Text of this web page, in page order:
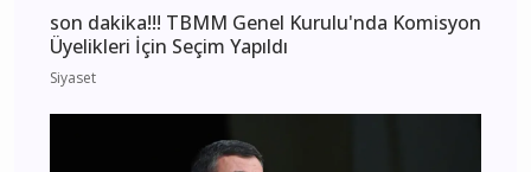
son dakika!!! TBMM Genel Kurulu'nda Komisyon
Üyelikleri İçin Seçim Yapıldı
Siyaset